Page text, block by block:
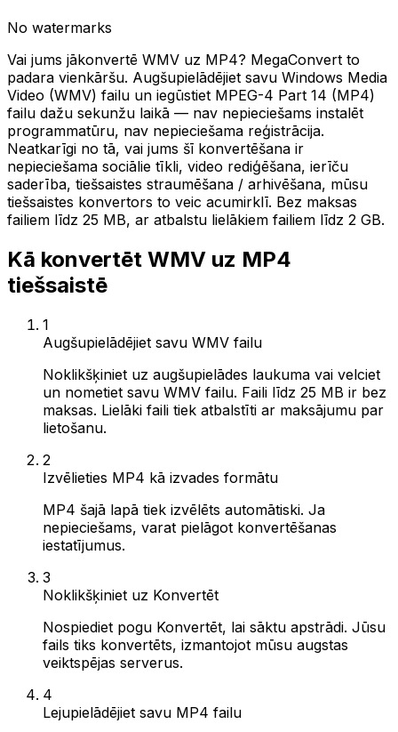
No watermarks
Vai jums jākonvertē WMV uz MP4? MegaConvert to
padara vienkāršu. Augšupielādējiet savu Windows Media
Video (WMV) failu un iegūstiet MPEG-4 Part 14 (MP4)
failu dažu sekunžu laikā — nav nepieciešams instalēt
programmatūru, nav nepieciešama reģistrācija.
Neatkarīgi no tā, vai jums šī konvertēšana ir
nepieciešama sociālie tīkli, video rediģēšana, ierīču
saderība, tiešsaistes straumēšana / arhivēšana, mūsu
tiešsaistes konvertors to veic acumirklī. Bez maksas
failiem līdz 25 MB, ar atbalstu lielākiem failiem līdz 2 GB.
Kā konvertēt WMV uz MP4
tiešsaistē
1
Augšupielādējiet savu WMV failu
Noklikšķiniet uz augšupielādes laukuma vai velciet
un nometiet savu WMV failu. Faili līdz 25 MB ir bez
maksas. Lielāki faili tiek atbalstīti ar maksājumu par
lietošanu.
2
Izvēlieties MP4 kā izvades formātu
MP4 šajā lapā tiek izvēlēts automātiski. Ja
nepieciešams, varat pielāgot konvertēšanas
iestatījumus.
3
Noklikšķiniet uz Konvertēt
Nospiediet pogu Konvertēt, lai sāktu apstrādi. Jūsu
fails tiks konvertēts, izmantojot mūsu augstas
veiktspējas serverus.
4
Lejupielādējiet savu MP4 failu